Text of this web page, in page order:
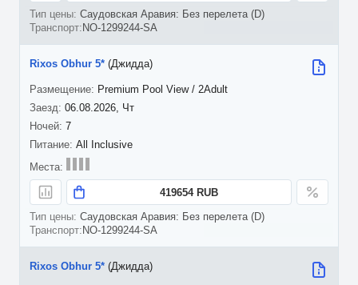
Саудовская Аравия: Без перелета (D)
NO-1299244-SA
06.08.2026, Чт
7
Rixos Obhur 5* (Джидда)
Premium Pool View / 2Adult
All Inclusive
419654 RUB
Саудовская Аравия: Без перелета (D)
NO-1299244-SA
Rixos Obhur 5* (Джидда)